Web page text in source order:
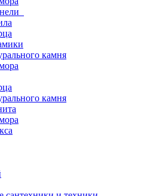
камня
камня